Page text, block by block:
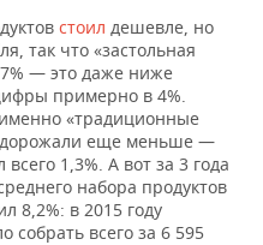
стоил дешевле, но
так что «застольная
— это даже ниже
примерно в 4%.
«традиционные
еще меньше —
всего 1,3%. А вот за 3 года
набора продуктов
8,2%: в 2015 году
всего за 6 595